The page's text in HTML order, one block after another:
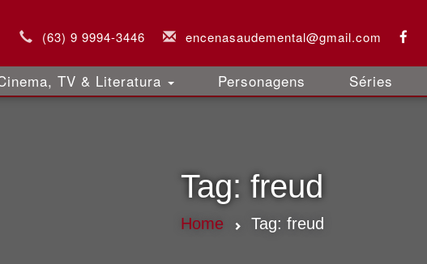
(63) 9 9994-3446 encenasaudemental@gmail.com
TV & Literatura Personagens Séries
Tag: freud
Home Tag: freud